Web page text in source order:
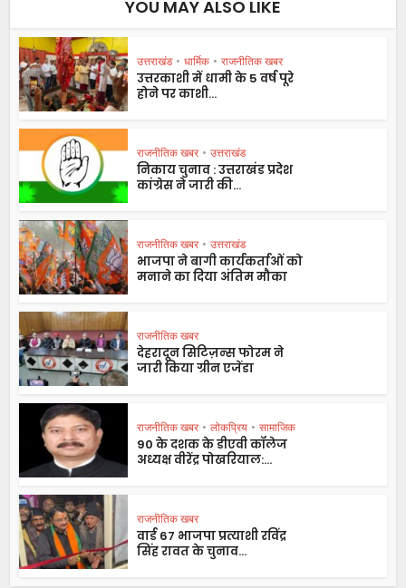
YOU MAY ALSO LIKE
उत्तराखंड • धार्मिक • राजनीतिक खबर
उत्तरकाशी में धामी के 5 वर्ष पूरे
होने पर काशी...
राजनीतिक खबर • उत्तराखंड
निकाय चुनाव : उत्तराखंड प्रदेश
कांग्रेस ने जारी की...
राजनीतिक खबर • उत्तराखंड
भाजपा ने बागी कार्यकर्ताओं को
मनाने का दिया अंतिम मौका
राजनीतिक खबर
देहरादून सिटिज़न्स फोरम ने
जारी किया ग्रीन एजेंडा
राजनीतिक खबर • लोकप्रिय • सामाजिक
90 के दशक के डीएवी कॉलेज
अध्यक्ष वीरेंद्र पोखरियाल:...
राजनीतिक खबर
वार्ड 67 भाजपा प्रत्याशी रविंद्र
सिंह रावत के चुनाव...